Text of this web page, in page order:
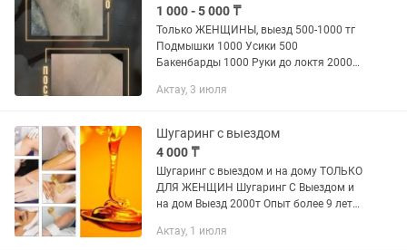
1 000 - 5 000 ₸
Только ЖЕНЩИНЫ, выезд 500-1000 тг
Подмышки 1000 Усики 500
Бакенбарды 1000 Руки до локтя 2000
2500 Ноги полностью 3000 Бикини
Актау, 3 июля
Шугаринг с выездом
4 000 ₸
Шугаринг с выездом и на дому ТОЛЬКО
ДЛЯ ЖЕНЩИН Шугаринг С Выездом и
на дом Выезд 2000т Опыт более 9 лет
бикини+подмышки 4000т Адрес 15-25
Актау, 1 июля